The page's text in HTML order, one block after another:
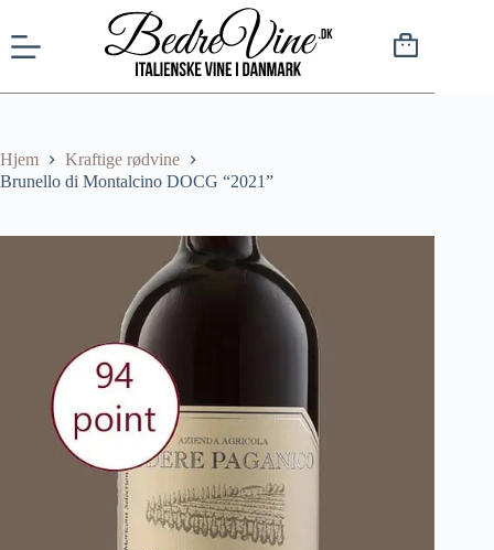
Hjem
Kraftige rødvine
Brunello di Montalcino DOCG “2021”